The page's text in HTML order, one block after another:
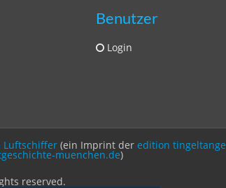
Benutzer
Login
Luftschiffer (ein Imprint der edition
muenchen.de)
reserved.